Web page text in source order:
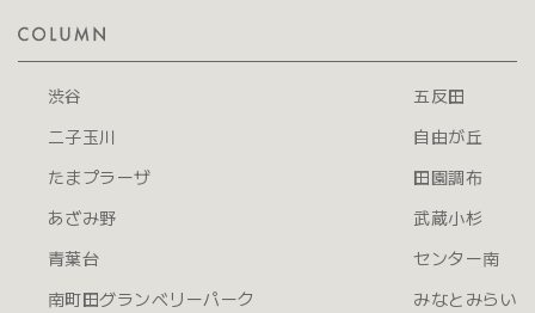
渋谷
二子玉川
たまプラーザ
あざみ野
青葉台
南町田グランベリーパーク
五反田
自由が丘
田園調布
武蔵小杉
センター南
みなとみらい